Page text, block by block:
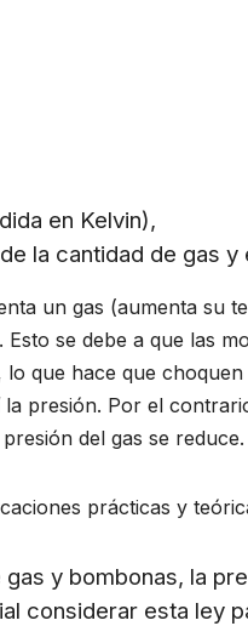
en Kelvin),
la cantidad de gas
un gas (aumenta su
se debe a que las
que hace que
presión. Por el
del gas se reduce.
prácticas y
gas y bombonas, la
considerar esta ley